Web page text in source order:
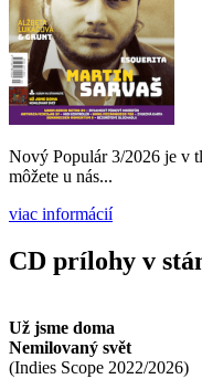
Nový Populár 3/2026 je v
môžete u nás...
viac informácií
CD prílohy v
Už jsme doma
Nemilovaný svět
(Indies Scope 2022/2026)